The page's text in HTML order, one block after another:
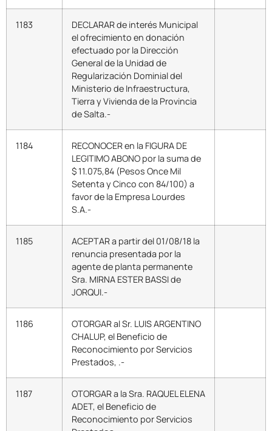
1183
DECLARAR de interés Municipal
el ofrecimiento en donación
efectuado por la Dirección
General de la Unidad de
Regularización Dominial del
Ministerio de Infraestructura,
Tierra y Vivienda de la Provincia
de Salta.-
1184
RECONOCER en la FIGURA DE
LEGITIMO ABONO por la suma de
$ 11.075,84 (Pesos Once Mil
Setenta y Cinco con 84/100) a
favor de la Empresa Lourdes
S.A.-
1185
ACEPTAR a partir del 01/08/18 la
renuncia presentada por la
agente de planta permanente
Sra. MIRNA ESTER BASSI de
JORQUI.-
1186
OTORGAR al Sr. LUIS ARGENTINO
CHALUP, el Beneficio de
Reconocimiento por Servicios
Prestados, .-
1187
OTORGAR a la Sra. RAQUEL ELENA
ADET, el Beneficio de
Reconocimiento por Servicios